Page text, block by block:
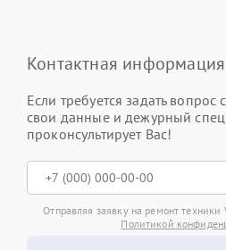
Контактная информация
Если требуется задать вопрос
свои данные и дежурный
проконсультирует Вас!
Отправляя заявку на ремонт техники
Политикой